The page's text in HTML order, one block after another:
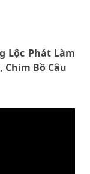
Lộc Phát Làm
Chim Bồ Câu